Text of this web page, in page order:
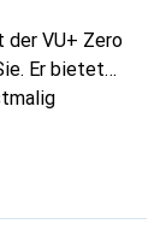
der VU+ Zero
Er bietet